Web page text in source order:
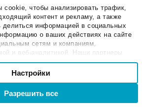
чтобы анализировать трафик,
контент и рекламу, а также
делиться информацией в социальных
о ваших действиях на сайте
сетям и компаниям,
и веб-аналитикой. Наши партнеры
сведения с предоставленной вами
которые они получили при
сервисов.
Настройки
Разрешить все
Далее